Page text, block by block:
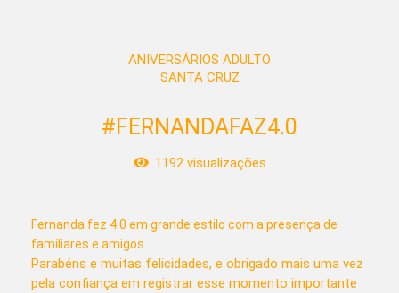
ANIVERSÁRIOS ADULTO
SANTA CRUZ
#FERNANDAFAZ4.0
1192visualizações
Fernanda fez 4.0 em grande estilo com a presença de
familiares e amigos.
Parabéns e muitas felicidades, e obrigado mais uma vez
pela confiança em registrar esse momento importante